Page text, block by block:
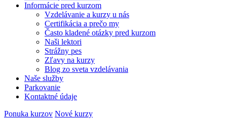
Informácie pred kurzom
Vzdelávanie a kurzy u nás
Certifikácia a prečo my
Často kladené otázky pred kurzom
Naši lektori
Strážny pes
Zľavy na kurzy
Blog zo sveta vzdelávania
Naše služby
Parkovanie
Kontaktné údaje
Ponuka kurzov Nové kurzy